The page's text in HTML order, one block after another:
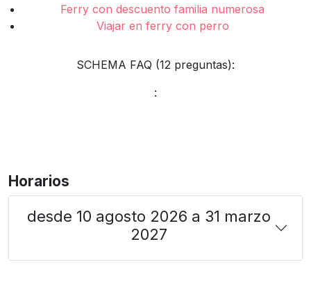
Ferry con descuento familia numerosa
Viajar en ferry con perro
SCHEMA FAQ (12 preguntas):
:
Horarios
desde 10 agosto 2026 a 31 marzo
2027